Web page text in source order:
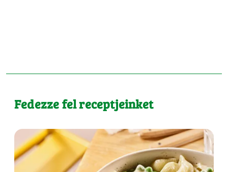
Fedezze fel receptjeinket